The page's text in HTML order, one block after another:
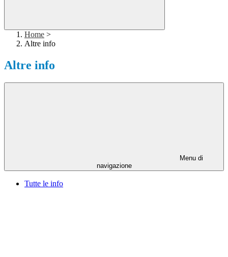
Home >
Altre info
Altre info
Menu di
navigazione
Tutte le info